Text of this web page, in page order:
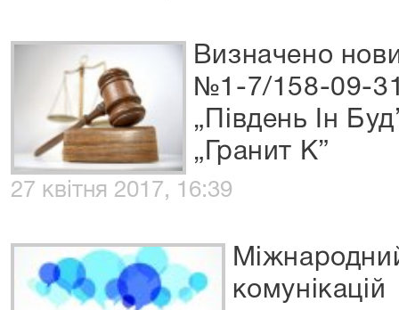
Визначено
№1-7/158-09-
„Південь Ін
„Гранит К”
27 квітня 2017, 16:39
комунікацій